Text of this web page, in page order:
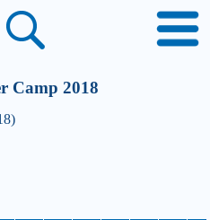
Camp 2018